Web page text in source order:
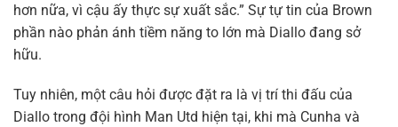
hơn nữa, vì cậu ấy thực sự xuất sắc.” Sự tự tin của Brown
phần nào phản ánh tiềm năng to lớn mà Diallo đang sở
hữu.
Tuy nhiên, một câu hỏi được đặt ra là vị trí thi đấu của
Diallo trong đội hình Man Utd hiện tại, khi mà Cunha và